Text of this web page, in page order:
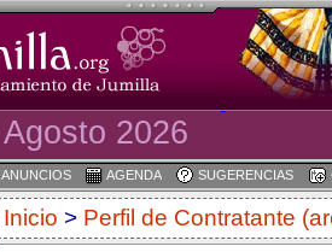
2026
ANUNCIOS AGENDA SUGERENCIAS
Inicio > Perfil de Contratante